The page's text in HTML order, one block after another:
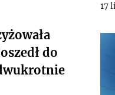
do
17